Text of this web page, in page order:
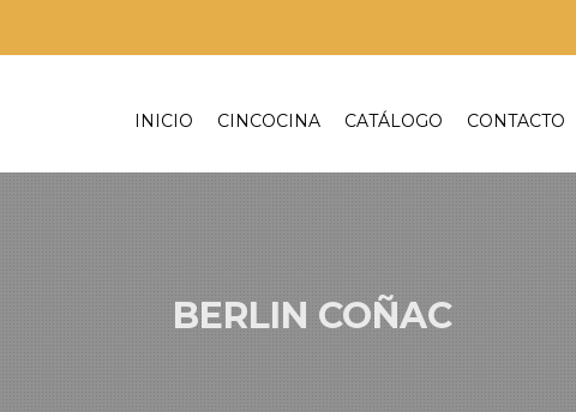
INICIO CINCOCINA CATÁLOGO CONTACTO
BERLIN COÑAC